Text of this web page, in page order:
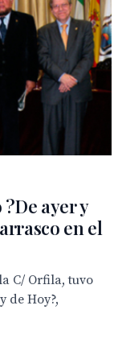
ayer y
en el
C/ Orfila, tuvo
de Hoy?,